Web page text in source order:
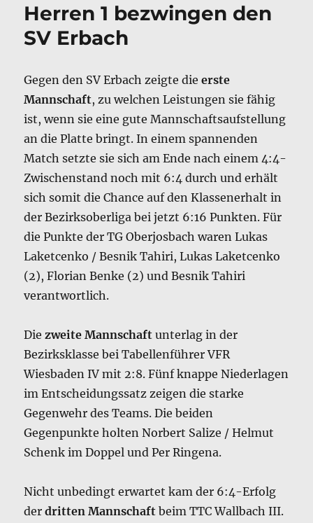
Herren 1 bezwingen den
SV Erbach
Gegen den SV Erbach zeigte dieerste
Mannschaft, zu welchen Leistungen sie fähig
ist, wenn sie eine gute Mannschaftsaufstellung
an die Platte bringt. In einem spannenden
Match setzte sie sich am Ende nach einem 4:4-
Zwischenstand noch mit 6:4 durch und erhält
sich somit die Chance auf den Klassenerhalt in
der Bezirksoberliga bei jetzt 6:16 Punkten. Für
die Punkte der TG Oberjosbach waren Lukas
Laketcenko / Besnik Tahiri, Lukas Laketcenko
(2), Florian Benke (2) und Besnik Tahiri
verantwortlich.
Diezweite Mannschaft unterlag in der
Bezirksklasse bei Tabellenführer VFR
Wiesbaden IV mit 2:8. Fünf knappe Niederlagen
im Entscheidungssatz zeigen die starke
Gegenwehr des Teams. Die beiden
Gegenpunkte holten Norbert Salize / Helmut
Schenk im Doppel und Per Ringena.
Nicht unbedingt erwartet kam der 6:4-Erfolg
derdritten Mannschaft beim TTC Wallbach III.